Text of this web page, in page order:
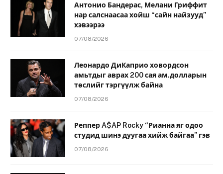
Антонио Бандерас, Мелани Гриффит
нар салснаасаа хойш “сайн найзууд”
хэвээрээ
07/08/2026
Леонардо ДиКаприо ховордсон
амьтдыг аврах 200 сая ам.долларын
төслийг тэргүүлж байна
07/08/2026
Реппер A$AP Rocky “Рианна яг одоо
студид шинэ дуугаа хийж байгаа” гэв
07/08/2026